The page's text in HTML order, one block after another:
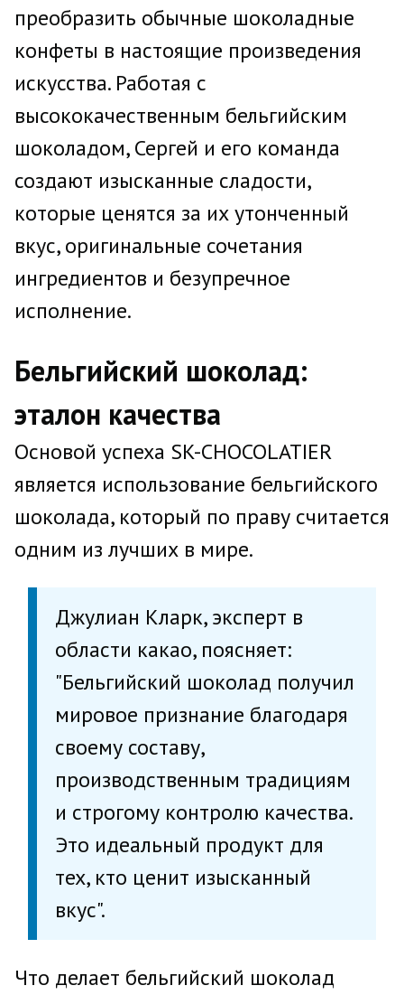
преобразить обычные шоколадные
конфеты в настоящие произведения
искусства. Работая с
высококачественным бельгийским
шоколадом, Сергей и его команда
создают изысканные сладости,
которые ценятся за их утонченный
вкус, оригинальные сочетания
ингредиентов и безупречное
исполнение.
Бельгийский шоколад:
эталон качества
Основой успеха SK-CHOCOLATIER
является использование бельгийского
шоколада, который по праву считается
одним из лучших в мире.
Джулиан Кларк, эксперт в
области какао, поясняет:
"Бельгийский шоколад получил
мировое признание благодаря
своему составу,
производственным традициям
и строгому контролю качества.
Это идеальный продукт для
тех, кто ценит изысканный
вкус".
Что делает бельгийский шоколад